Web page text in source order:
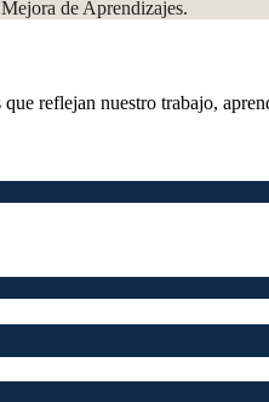
de Aprendizajes.
reflejan nuestro trabajo,